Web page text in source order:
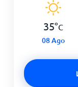
35°C
08 Ago